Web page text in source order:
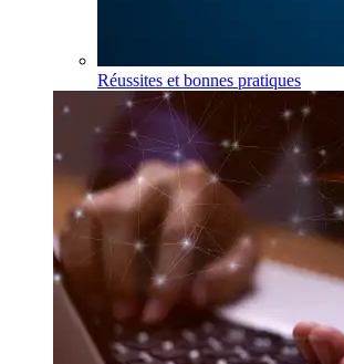
Réussites et bonnes pratiques